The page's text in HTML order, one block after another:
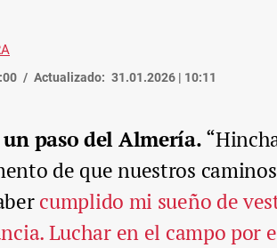
Actualizado: 31.01.2026 | 10:11
paso del Almería.
de que nuestros
cumplido mi sueño de
Luchar en el campo por